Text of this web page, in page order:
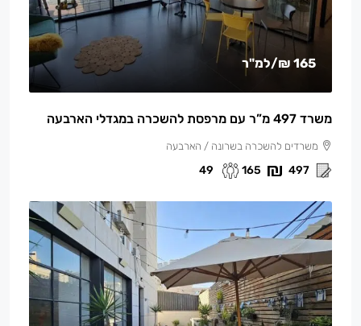
165 ₪ /למ"ר
משרד 497 מ”ר עם מרפסת להשכרה במגדלי הארבעה
משרדים להשכרה בשרונה / הארבעה
497
165
49